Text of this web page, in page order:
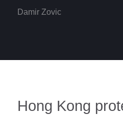
Damir Zovic
Hong Kong